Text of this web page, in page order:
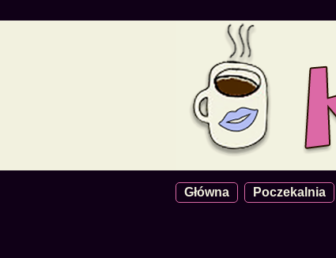
Główna Poczekalnia